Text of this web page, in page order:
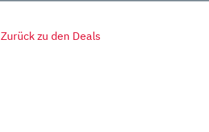
Zurück zu den Deals